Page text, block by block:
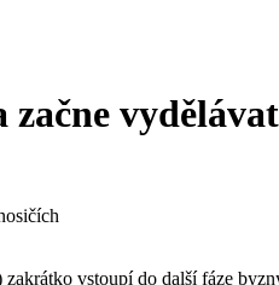
zakrátko vstoupí do další fáze